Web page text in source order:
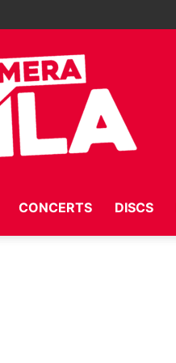
CONCERTS DISCS